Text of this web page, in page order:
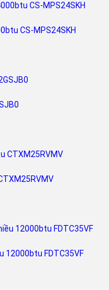
CS-MPS24SKH
12000btu FDTC35VF